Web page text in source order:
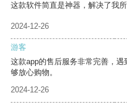
这款软件简直是神器，解决了我所
2024-12-26
游客
这款app的售后服务非常完善，
够放心购物。
2024-12-26